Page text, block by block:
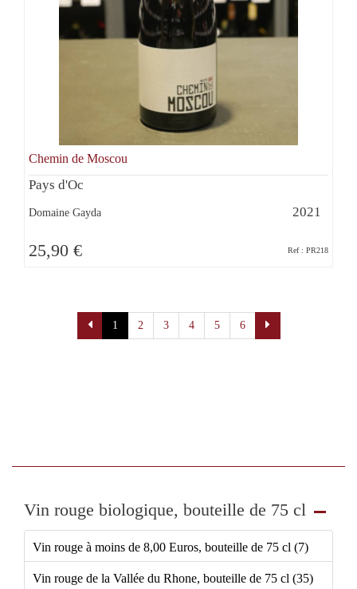
Vin rouge biologique, bouteille de 75 cl
Vin rouge à moins de 8,00 Euros, bouteille de 75 cl (7)
Vin rouge de la Vallée du Rhone, bouteille de 75 cl (35)
Chemin de Moscou
Pays d'Oc
Domaine Gayda 2021
25,90 € Ref : PR218
1 2 3 4 5 6